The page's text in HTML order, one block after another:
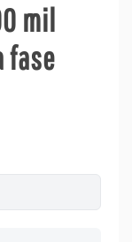
mil
fase